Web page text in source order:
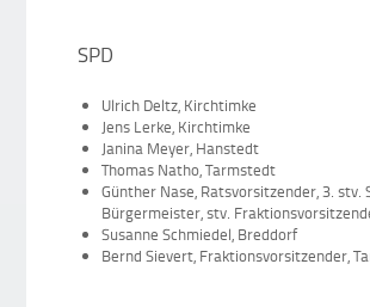
SPD
Ulrich Deltz, Kirchtimke
Jens Lerke, Kirchtimke
Janina Meyer, Hanstedt
Thomas Natho, Tarmstedt
Günther Nase, Ratsvorsitzender, 3. stv.
Bürgermeister, stv.
Susanne Schmiedel, Breddorf
Bernd Sievert, Fraktionsvorsitzender,